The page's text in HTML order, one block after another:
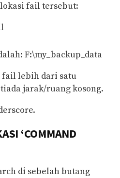
fail tersebut:
F:\my_backup_data
fail lebih dari satu
jarak/ruang kosong.
‘COMMAND
di sebelah butang